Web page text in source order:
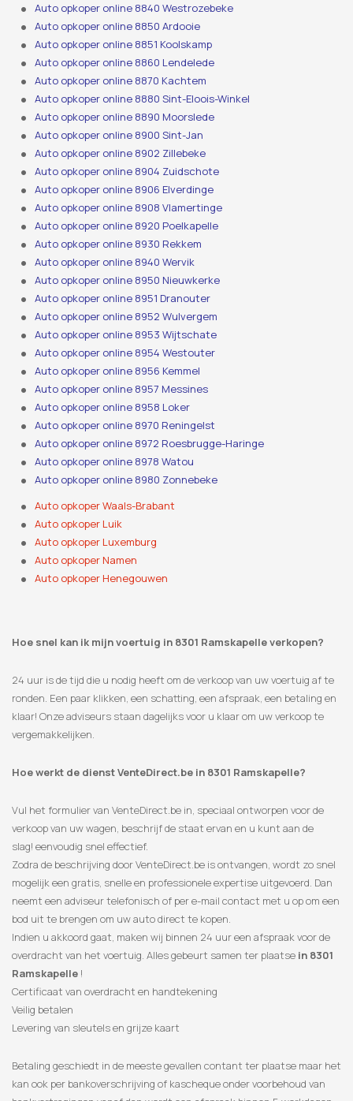
Auto opkoper online 8840 Westrozebeke
Auto opkoper online 8850 Ardooie
Auto opkoper online 8851 Koolskamp
Auto opkoper online 8860 Lendelede
Auto opkoper online 8870 Kachtem
Auto opkoper online 8880 Sint-Eloois-Winkel
Auto opkoper online 8890 Moorslede
Auto opkoper online 8900 Sint-Jan
Auto opkoper online 8902 Zillebeke
Auto opkoper online 8904 Zuidschote
Auto opkoper online 8906 Elverdinge
Auto opkoper online 8908 Vlamertinge
Auto opkoper online 8920 Poelkapelle
Auto opkoper online 8930 Rekkem
Auto opkoper online 8940 Wervik
Auto opkoper online 8950 Nieuwkerke
Auto opkoper online 8951 Dranouter
Auto opkoper online 8952 Wulvergem
Auto opkoper online 8953 Wijtschate
Auto opkoper online 8954 Westouter
Auto opkoper online 8956 Kemmel
Auto opkoper online 8957 Messines
Auto opkoper online 8958 Loker
Auto opkoper online 8970 Reningelst
Auto opkoper online 8972 Roesbrugge-Haringe
Auto opkoper online 8978 Watou
Auto opkoper online 8980 Zonnebeke
Auto opkoper Waals-Brabant
Auto opkoper Luik
Auto opkoper Luxemburg
Auto opkoper Namen
Auto opkoper Henegouwen
Hoe snel kan ik mijn voertuig in 8301 Ramskapelle verkopen?
24 uur is de tijd die u nodig heeft om de verkoop van uw voertuig af te
ronden. Een paar klikken, een schatting, een afspraak, een betaling en
klaar! Onze adviseurs staan ​​dagelijks voor u klaar om uw verkoop te
vergemakkelijken.
Hoe werkt de dienst VenteDirect.be in 8301 Ramskapelle?
Vul het formulier van VenteDirect.be in, speciaal ontworpen voor de
verkoop van uw wagen, beschrijf de staat ervan en u kunt aan de
slag! eenvoudig snel effectief.
Zodra de beschrijving door VenteDirect.be is ontvangen, wordt zo snel
mogelijk een gratis, snelle en professionele expertise uitgevoerd. Dan
neemt een adviseur telefonisch of per e-mail contact met u op om een
​​bod uit te brengen om uw auto direct te kopen.
Indien u akkoord gaat, maken wij binnen 24 uur een afspraak voor de
overdracht van het voertuig. Alles gebeurt samen ter plaatse in 8301
Ramskapelle !
Certificaat van overdracht en handtekening
Veilig betalen
Levering van sleutels en grijze kaart
Betaling geschiedt in de meeste gevallen contant ter plaatse maar het
kan ook per bankoverschrijving of kascheque onder voorbehoud van